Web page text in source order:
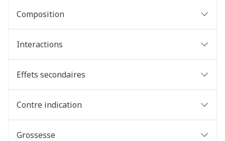
Composition
Interactions
Effets secondaires
Contre indication
Grossesse